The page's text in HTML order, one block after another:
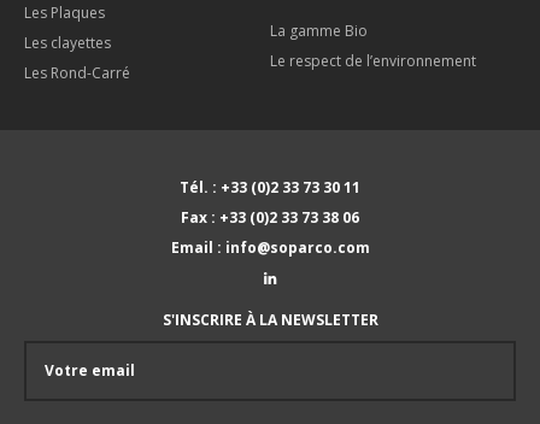
Les Plaques
Les clayettes
Les Rond-Carré
La gamme Bio
Le respect de l’environnement
Tél. : +33 (0)2 33 73 30 11
Fax : +33 (0)2 33 73 38 06
Email : info@soparco.com
S'INSCRIRE À LA NEWSLETTER